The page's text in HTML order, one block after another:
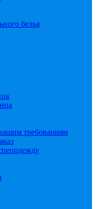
белья
требованиям